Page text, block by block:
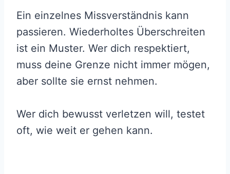
Ein einzelnes Missverständnis kann
passieren. Wiederholtes Überschreiten
ist ein Muster. Wer dich respektiert,
muss deine Grenze nicht immer mögen,
aber sollte sie ernst nehmen.
Wer dich bewusst verletzen will, testet
oft, wie weit er gehen kann.